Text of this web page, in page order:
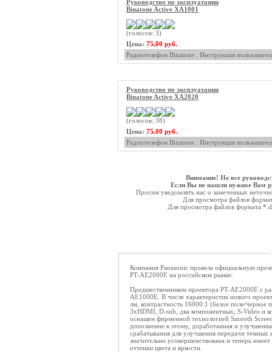
Руководство по эксплуатации
Binatone Active XA1001
(голосов: 3)
Цена: 75.00 руб.
Радиотелефон Binatone . Инструкция
Руководство по эксплуатации
Binatone Active XA2020
(голосов: 38)
Цена: 75.00 руб.
Радиотелефон Binatone . Инструкция
Внимание! Не все
Если Вы не нашли нужное Вам
Просим уведомлять нас о замеченных
Для просмотра файлов
Для просмотра файлов формата
Компания Panasonic провела официальную
PT-AE2000E на российском рынке.
Предшественником проектора PT-AE2000E с
AE1000E. В числе характеристик нового
лм, контрастность 16000:1 (белое поле/
3xHDMI, D-sub, два компонентных, S-Video и
оснащен фирменной технологией Smooth
дополнение к этому, доработанная и
срабатывания для улучшения передачи темных
значительно усовершенствована и теперь
оттенки цвета и яркости.